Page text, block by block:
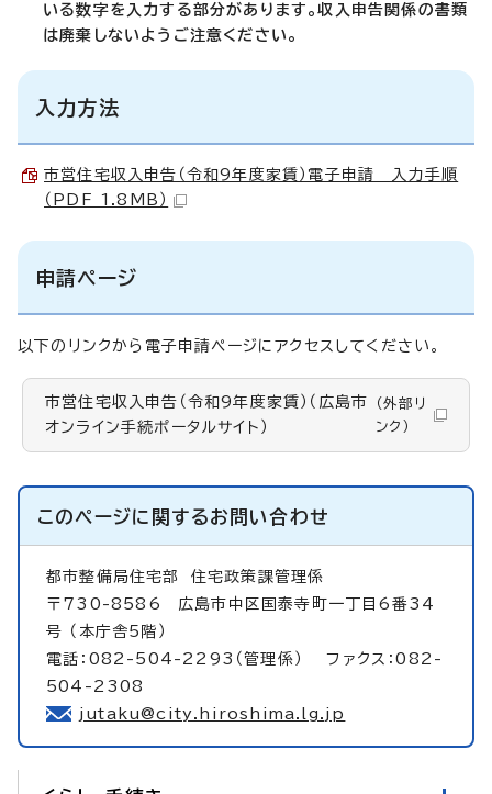
いる数字を入力する部分があります。収入申告関係の書類
は廃棄しないようご注意ください。
入力方法
市営住宅収入申告（令和9年度家賃）電子申請 入力手順
（PDF 1.8MB）
申請ページ
以下のリンクから電子申請ページにアクセスしてください。
市営住宅収入申告（令和9年度家賃）（広島市
オンライン手続ポータルサイト）
（外部リ
ンク）
このページに関するお問い合わせ
都市整備局住宅部 住宅政策課管理係
〒730-8586 広島市中区国泰寺町一丁目6番34
号 （本庁舎5階）
電話：082-504-2293（管理係） ファクス：082-
504-2308
jutaku@city.hiroshima.lg.jp